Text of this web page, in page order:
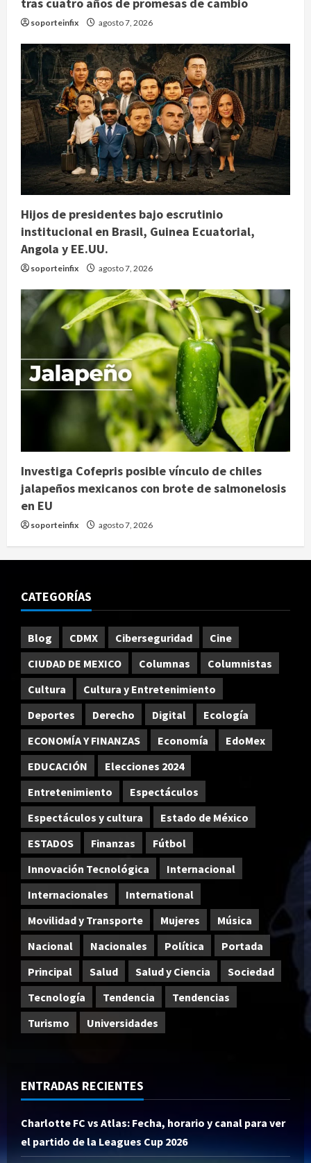
tras cuatro años de promesas de cambio
soporteinfix agosto 7, 2026
Hijos de presidentes bajo escrutinio
institucional en Brasil, Guinea Ecuatorial,
Angola y EE.UU.
soporteinfix agosto 7, 2026
Investiga Cofepris posible vínculo de chiles
jalapeños mexicanos con brote de salmonelosis
en EU
soporteinfix agosto 7, 2026
CATEGORÍAS
Blog CDMX Ciberseguridad
Cine
CIUDAD DE MEXICO
Columnas
Columnistas
Cultura
Cultura y Entretenimiento
Deportes
Derecho Digital
Ecología
ECONOMÍA Y FINANZAS
Economía
EdoMex
EDUCACIÓN
Elecciones 2024
Entretenimiento
Espectáculos
Espectáculos y cultura
Estado de México
ESTADOS
Finanzas
Fútbol
Innovación Tecnológica
Internacional
Internacionales
International
Movilidad y Transporte
Mujeres
Música
Nacional
Nacionales Política
Portada
Principal
Salud Salud y Ciencia
Sociedad
Tecnología
Tendencia
Tendencias
Turismo
Universidades
ENTRADAS RECIENTES
Charlotte FC vs Atlas: Fecha, horario y canal para ver
el partido de la Leagues Cup 2026